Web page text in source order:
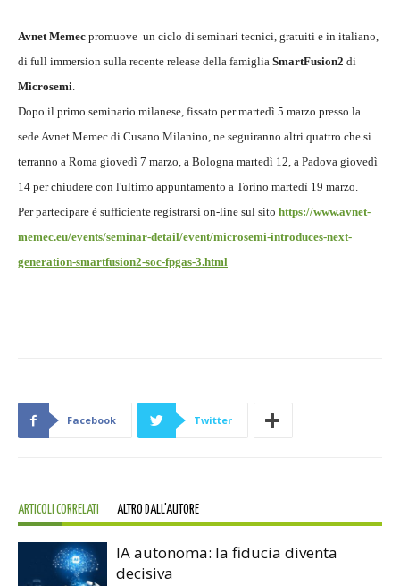
Avnet Memec promuove un ciclo di seminari tecnici, gratuiti e in italiano,
di full immersion sulla recente release della famiglia SmartFusion2 di
Microsemi.
Dopo il primo seminario milanese, fissato per martedì 5 marzo presso la
sede Avnet Memec di Cusano Milanino, ne seguiranno altri quattro che si
terranno a Roma giovedì 7 marzo, a Bologna martedì 12, a Padova giovedì
14 per chiudere con l'ultimo appuntamento a Torino martedì 19 marzo.
Per partecipare è sufficiente registrarsi on-line sul sito https://www.avnet-
memec.eu/events/seminar-detail/event/microsemi-introduces-next-
generation-smartfusion2-soc-fpgas-3.html
Facebook Twitter
ARTICOLI CORRELATI ALTRO DALL'AUTORE
IA autonoma: la fiducia diventa
decisiva